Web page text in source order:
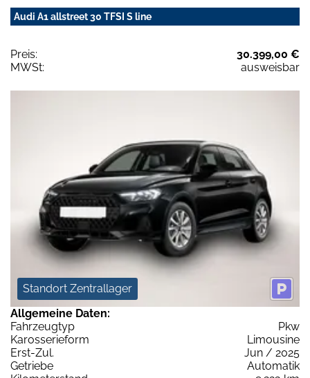
Audi A1 allstreet 30 TFSI S line
Preis:
30.399,00 €
MWSt:
ausweisbar
Standort Zentrallager
Allgemeine Daten:
Fahrzeugtyp
Pkw
Karosserieform
Limousine
Erst-Zul.
Jun / 2025
Getriebe
Automatik